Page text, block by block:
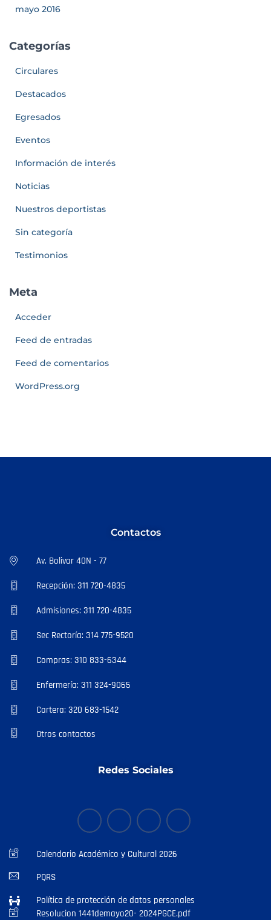
mayo 2016
Categorías
Circulares
Destacados
Egresados
Eventos
Información de interés
Noticias
Nuestros deportistas
Sin categoría
Testimonios
Meta
Acceder
Feed de entradas
Feed de comentarios
WordPress.org
Contactos
Av. Bolivar 40N - 77
Recepción: 311 720-4835
Admisiones: 311 720-4835
Sec Rectoría: 314 775-9520
Compras: 310 833-6344
Enfermería: 311 324-9065
Cartera: 320 683-1542
Otros contactos
Redes Sociales
Calendario Académico y Cultural 2026
PQRS
Política de protección de datos personales
Resolucion 1441demayo20- 2024PGCE.pdf